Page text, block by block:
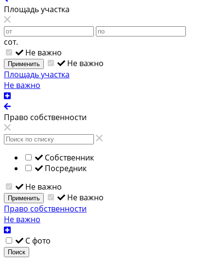
Площадь участка
сот.
Не важно
Применить
Не важно
Площадь участка
Не важно
Право собственности
Собственник
Посредник
Не важно
Применить
Не важно
Право собственности
Не важно
С фото
Поиск